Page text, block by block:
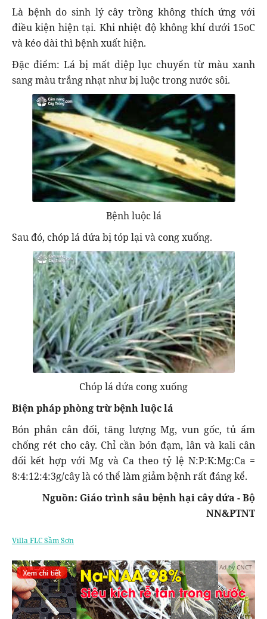
Là bệnh do sinh lý cây trồng không thích ứng với
điều kiện hiện tại. Khi nhiệt độ không khí dưới 15oC
và kéo dài thì bệnh xuất hiện.
Đặc điểm: Lá bị mất diệp lục chuyển từ màu xanh
sang màu trắng nhạt như bị luộc trong nước sôi.
Bệnh luộc lá
Sau đó, chóp lá dứa bị tóp lại và cong xuống.
Chóp lá dứa cong xuống
Biện pháp phòng trừ bệnh luộc lá
Bón phân cân đối, tăng lượng Mg, vun gốc, tủ ẩm
chống rét cho cây. Chỉ cần bón đạm, lân và kali cân
đối kết hợp với Mg và Ca theo tỷ lệ N:P:K:Mg:Ca =
8:4:12:4:3g/cây là có thể làm giảm bệnh rất đáng kể.
Nguồn: Giáo trình sâu bệnh hại cây dứa - Bộ
NN&PTNT
Villa FLC Sầm Sơn
Ad by CNCT